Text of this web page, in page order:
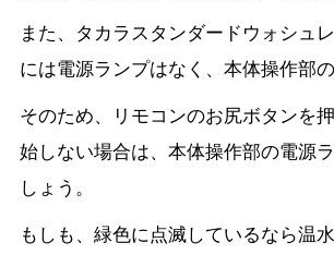
また、タカラスタンダードウォシュ
には電源ランプはなく、本体操作部
そのため、リモコンのお尻ボタンを
始しない場合は、本体操作部の電源
しょう。
もしも、緑色に点滅しているなら温